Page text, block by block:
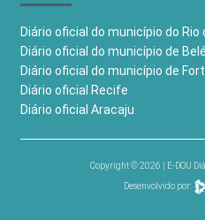
Diário oficial do município do Rio
Diário oficial do município de
Diário oficial do município de
Diário oficial Recife
Diário oficial Aracaju
Copyright © 2026 | E-DOU
Desenvolvido por: